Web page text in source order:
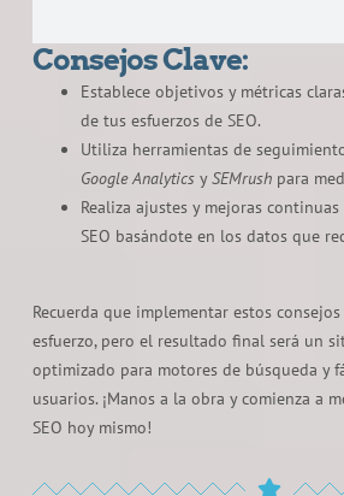
Consejos Clave:
Establece objetivos y métricas
de tus esfuerzos de SEO.
Utiliza herramientas de
Google AnalyticsySEMrushpara
Realiza ajustes y mejoras
SEO basándote en los datos que
Recuerda que implementar estos
esfuerzo, pero el resultado final será un
optimizado para motores de búsqueda y
usuarios. ¡Manos a la obra y comienza a
SEO hoy mismo!